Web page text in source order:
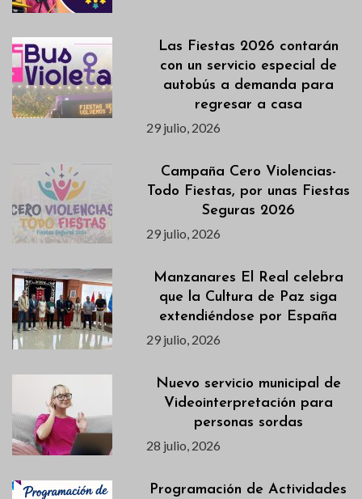
Las Fiestas 2026 contarán
con un servicio especial de
autobús a demanda para
regresar a casa
29 julio, 2026
Campaña Cero Violencias-
Todo Fiestas, por unas Fiestas
Seguras 2026
29 julio, 2026
Manzanares El Real celebra
que la Cultura de Paz siga
extendiéndose por España
29 julio, 2026
Nuevo servicio municipal de
Videointerpretación para
personas sordas
28 julio, 2026
Programación de Actividades